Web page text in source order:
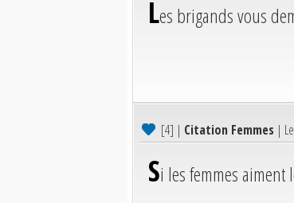
Les brigands vous
[4] | Citation Femmes |
Si les femmes